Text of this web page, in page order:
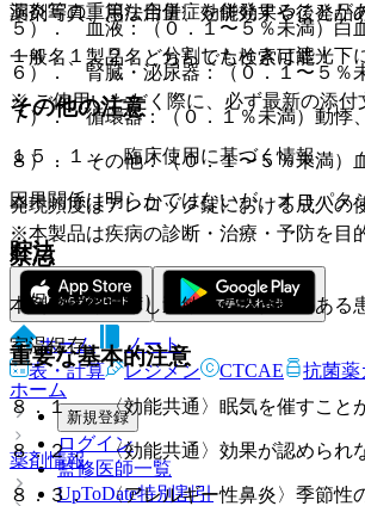
洞炎等の重篤な合併症を併発することが
１４．１．２． 分割したときは遮光下
その他の注意
１５．１． 臨床使用に基づく情報
因果関係は明らかではないが、オロパタ
貯法
（保管上の注意）
室温保存。
ホーム
薬剤情報
５）． 血液：（０．１〜５％未満）白
６）． 腎臓・泌尿器：（０．１〜５％
７）． 循環器：（０．１％未満）動悸
８）． その他：（０．１〜５％未満）
発現頻度はアレロック錠における成人の
禁忌
本剤の成分に対し過敏症の既往歴のある
重要な基本的注意
８．１． 〈効能共通〉眠気を催すこと
８．２． 〈効能共通〉効果が認められ
８．３． 〈アレルギー性鼻炎〉季節性
薬剤写真、用法用量、効能効果や後発品
一般名、製品名どちらでも検索可能！
※ ご使用いただく際に、必ず最新の添付
※本製品は疾病の診断・治療・予防を目
ホーム
ノート
表・計算
レジメン CTCAE 抗菌薬
新規登録
ログイン
監修医師一覧
UpToDate特別割引